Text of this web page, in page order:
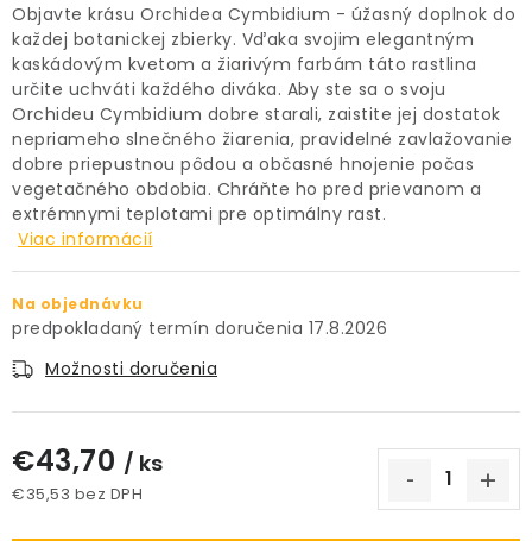
KVETINÁČE A OBALY NA RASTLINY
ZNAČKY
Obchodné podmienky
Podmienky ochrany osobných údajov
O nás
Spôsoby platby
Informácie o doprave
Kontakt / Právne údaje
Objavte krásu Orchidea Cymbidium - úžasný doplnok do
každej botanickej zbierky. Vďaka svojim elegantným
kaskádovým kvetom a žiarivým farbám táto rastlina
určite uchváti každého diváka. Aby ste sa o svoju
Orchideu Cymbidium dobre starali, zaistite jej dostatok
nepriameho slnečného žiarenia, pravidelné zavlažovanie
dobre priepustnou pôdou a občasné hnojenie počas
vegetačného obdobia. Chráňte ho pred prievanom a
extrémnymi teplotami pre optimálny rast.
Viac informácií
Na objednávku
17.8.2026
Možnosti doručenia
€43,70 / ks
€35,53 bez DPH